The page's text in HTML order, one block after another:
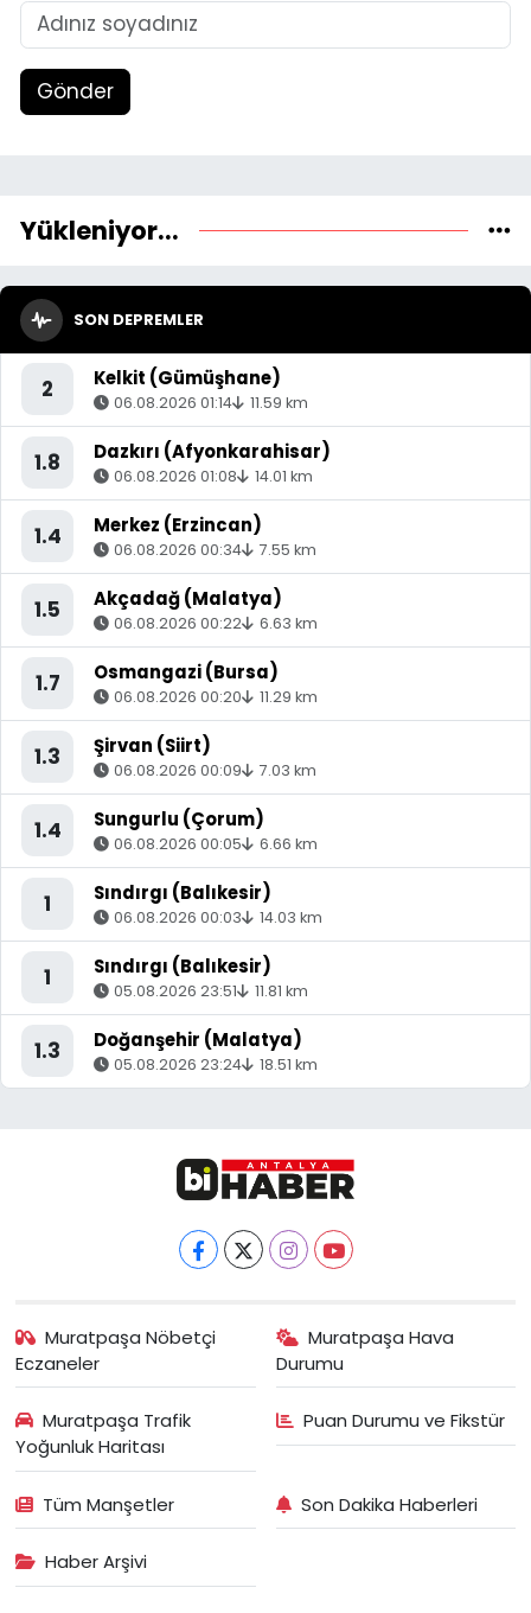
Gönder
Yükleniyor...
SON DEPREMLER
2 Kelkit (Gümüşhane)
06.08.2026 01:14 11.59 km
1.8 Dazkırı (Afyonkarahisar)
06.08.2026 01:08 14.01 km
1.4 Merkez (Erzincan)
06.08.2026 00:34 7.55 km
1.5 Akçadağ (Malatya)
06.08.2026 00:22 6.63 km
1.7 Osmangazi (Bursa)
06.08.2026 00:20 11.29 km
1.3 Şirvan (Siirt)
06.08.2026 00:09 7.03 km
1.4 Sungurlu (Çorum)
06.08.2026 00:05 6.66 km
1 Sındırgı (Balıkesir)
06.08.2026 00:03 14.03 km
1 Sındırgı (Balıkesir)
05.08.2026 23:51 11.81 km
1.3 Doğanşehir (Malatya)
05.08.2026 23:24 18.51 km
Muratpaşa Nöbetçi
Eczaneler
Muratpaşa Hava
Durumu
Muratpaşa Trafik
Yoğunluk Haritası
Puan Durumu ve Fikstür
Tüm Manşetler Son Dakika Haberleri
Haber Arşivi